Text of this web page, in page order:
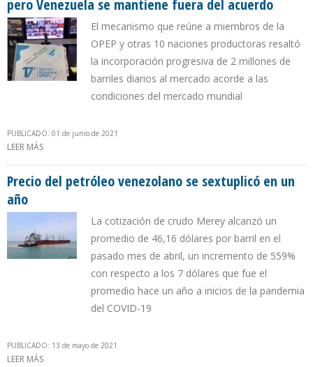
pero Venezuela se mantiene fuera del acuerdo
El mecanismo que reúne a miembros de la
OPEP y otras 10 naciones productoras resaltó
la incorporación progresiva de 2 millones de
barriles diarios al mercado acorde a las
condiciones del mercado mundial
PUBLICADO: 01 de junio de 2021
LEER MÁS
Precio del petróleo venezolano se sextuplicó en un
año
La cotización de crudo Merey alcanzó un
promedio de 46,16 dólares por barril en el
pasado mes de abril, un incremento de 559%
con respecto a los 7 dólares que fue el
promedio hace un año a inicios de la pandemia
del COVID-19
PUBLICADO: 13 de mayo de 2021
LEER MÁS